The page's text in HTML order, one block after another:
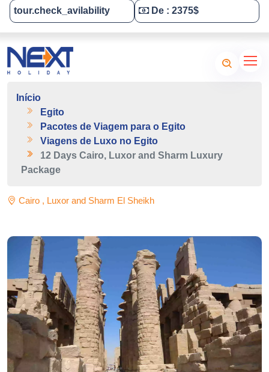
Tailor-Made Your Tour
Início
Egito
Pacotes de Viagem para o Egito
Viagens de Luxo no Egito
12 Days Cairo, Luxor and Sharm Luxury
Package
tour.check_avilability De : 2375$
Cairo , Luxor and Sharm El Sheikh